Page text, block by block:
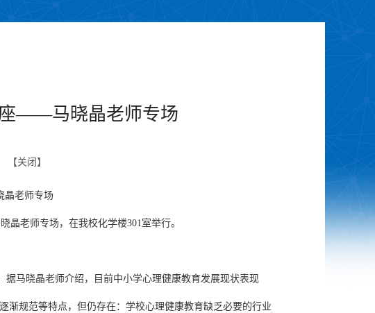
——马晓晶老师专场
【关闭 】
老师专场
老师专场，在我校化学楼301室举行。
马晓晶老师介绍，目前中小学心理健康教育发展现状表现
渐规范等特点，但仍存在：学校心理健康教育缺乏必要的行业